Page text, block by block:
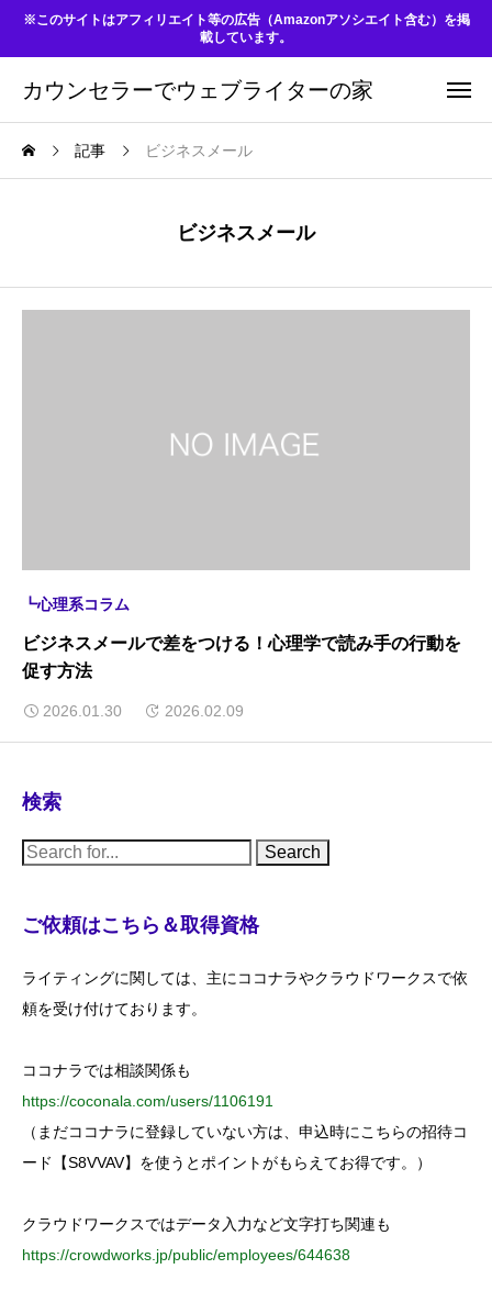
※このサイトはアフィリエイト等の広告（Amazonアソシエイト含む）を掲
載しています。
カウンセラーでウェブライターの家
記事 ビジネスメール
ビジネスメール
┗心理系コラム
ビジネスメールで差をつける！心理学で読み手の行動を
促す方法
2026.01.30 2026.02.09
検索
S
e
c
h
o
:
ご依頼はこちら＆取得資格
ライティングに関しては、主にココナラやクラウドワークスで依
頼を受け付けております。
ココナラでは相談関係も
https://coconala.com/users/1106191
（まだココナラに登録していない方は、申込時にこちらの招待コ
ード【S8VVAV】を使うとポイントがもらえてお得です。）
クラウドワークスではデータ入力など文字打ち関連も
https://crowdworks.jp/public/employees/644638